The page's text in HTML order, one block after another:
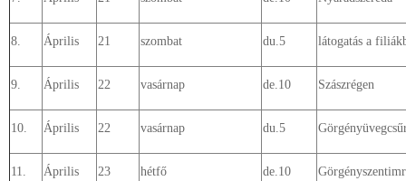
8. Április 21 szombat du.5 látogatás a
9. Április 22 vasárnap de.10 Szászrégen
10. Április 22 vasárnap du.5
11. Április 23 hétfő de.10